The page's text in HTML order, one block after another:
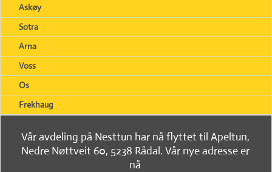
Askøy
Sotra
Arna
Voss
Os
Frekhaug
Vår avdeling på Nesttun har nå flyttet til Apeltun,
Nedre Nøttveit 60, 5238 Rådal. Vår nye adresse er
nå